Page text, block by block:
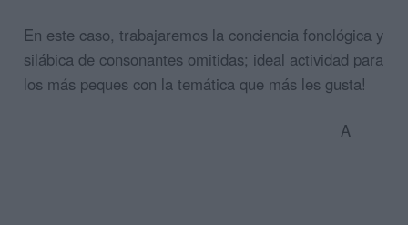
En este caso, trabajaremos la conciencia fonológica y
silábica de consonantes omitidas; ideal actividad para
los más peques con la temática que más les gusta!
A